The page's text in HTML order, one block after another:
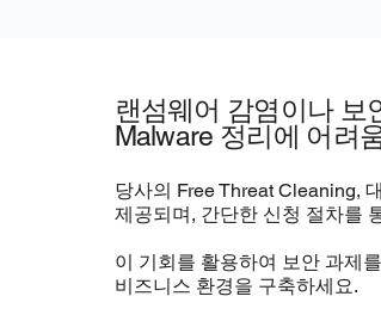
랜섬웨어 감염이나 보
Malware 정리에 어려
당사의 Free Threat Cleaning,
제공되며, 간단한 신청 절차를
이 기회를 활용하여 보안 과제
비즈니스 환경을 구축하세요.